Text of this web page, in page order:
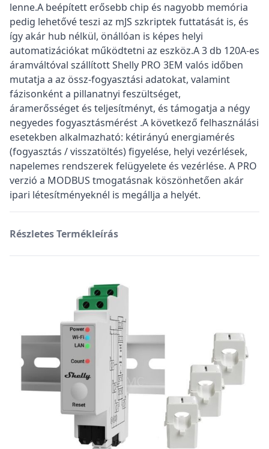
lenne.A beépített erősebb chip és nagyobb memória
pedig lehetővé teszi az mJS szkriptek futtatását is, és
így akár hub nélkül, önállóan is képes helyi
automatizációkat működtetni az eszköz.A 3 db 120A-es
áramváltóval szállított Shelly PRO 3EM valós időben
mutatja a az össz-fogyasztási adatokat, valamint
fázisonként a pillanatnyi feszültséget,
áramerősséget és teljesítményt, és támogatja a négy
negyedes fogyasztásmérést .A következő felhasználási
esetekben alkalmazható: kétirányú energiamérés
(fogyasztás / visszatöltés) figyelése, helyi vezérlések,
napelemes rendszerek felügyelete és vezérlése. A PRO
verzió a MODBUS tmogatásnak köszönhetően akár
ipari létesítményeknél is megállja a helyét.
Részletes Termékleírás